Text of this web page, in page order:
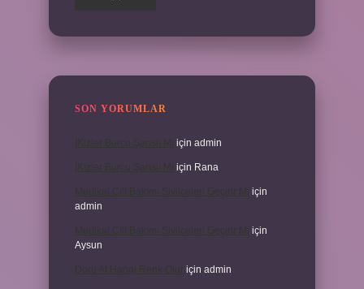
SON YORUMLAR
için admin
için Rana
için
admin
için
Aysun
için admin